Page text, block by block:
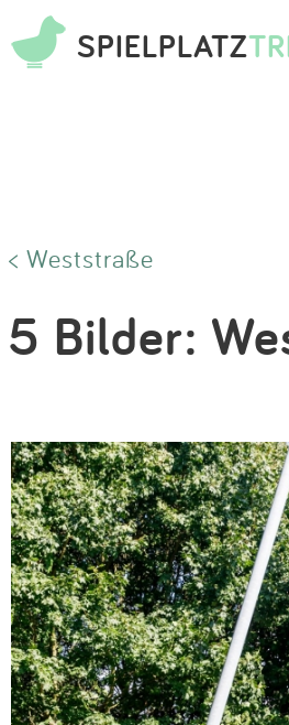
SPIELPLATZ
< Weststraße
5 Bilder: